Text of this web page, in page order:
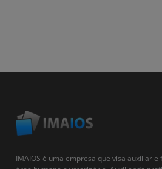
IMAIOS é uma empresa que visa auxiliar